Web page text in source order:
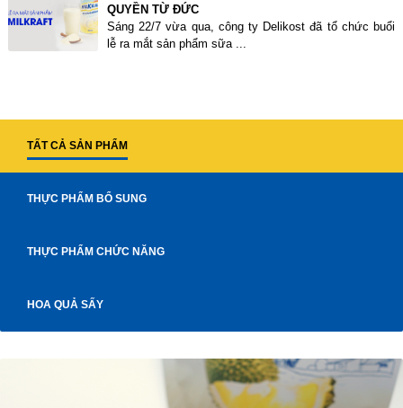
QUYỀN TỪ ĐỨC
Sáng 22/7 vừa qua, công ty Delikost đã tổ chức buổi
lễ ra mắt sản phẩm sữa ...
TẤT CẢ SẢN PHẨM
THỰC PHẨM BỔ SUNG
THỰC PHẨM CHỨC NĂNG
HOA QUẢ SẤY